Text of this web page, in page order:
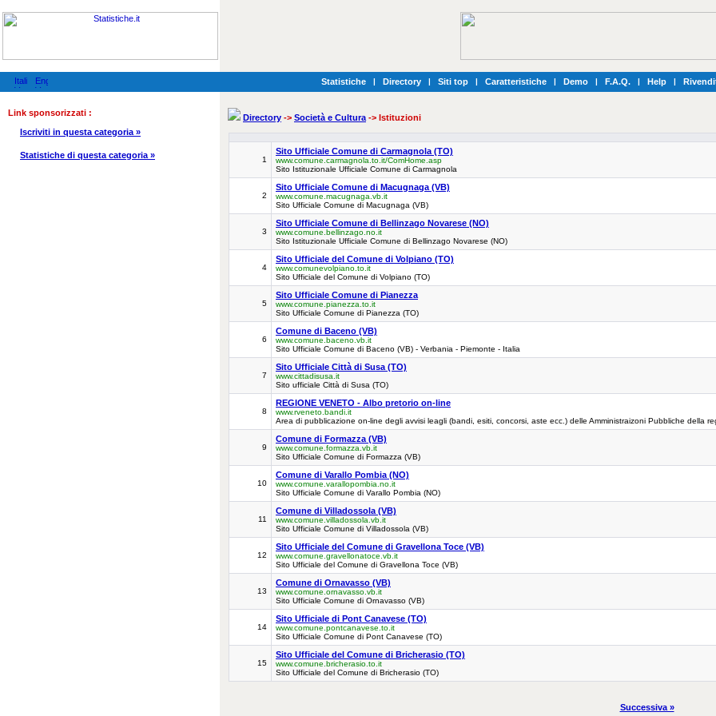
Statistiche | Directory | Siti top | Caratteristiche | Demo | F.A.Q. | Help |
Link sponsorizzati :
Iscriviti in questa categoria »
Statistiche di questa categoria »
Directory -> Società e Cultura -> Istituzioni
1
Sito Ufficiale Comune di Carmagnola (TO)
www.comune.carmagnola.to.it/ComHome.asp
Sito Istituzionale Ufficiale Comune di Carmagnola
2
Sito Ufficiale Comune di Macugnaga (VB)
www.comune.macugnaga.vb.it
Sito Ufficiale Comune di Macugnaga (VB)
3
Sito Ufficiale Comune di Bellinzago Novarese (NO)
www.comune.bellinzago.no.it
Sito Istituzionale Ufficiale Comune di Bellinzago Novarese (NO)
4
Sito Ufficiale del Comune di Volpiano (TO)
www.comunevolpiano.to.it
Sito Ufficiale del Comune di Volpiano (TO)
5
Sito Ufficiale Comune di Pianezza
www.comune.pianezza.to.it
Sito Ufficiale Comune di Pianezza (TO)
6
Comune di Baceno (VB)
www.comune.baceno.vb.it
Sito Ufficiale Comune di Baceno (VB) - Verbania - Piemonte - Italia
7
Sito Ufficiale Città di Susa (TO)
www.cittadisusa.it
Sito ufficiale Città di Susa (TO)
8
REGIONE VENETO - Albo pretorio on-line
www.rveneto.bandi.it
Area di pubblicazione on-line degli avvisi leagli (bandi, esiti, concorsi, aste ecc.) delle Amministraizoni Pubbliche della
9
Comune di Formazza (VB)
www.comune.formazza.vb.it
Sito Ufficiale Comune di Formazza (VB)
10
Comune di Varallo Pombia (NO)
www.comune.varallopombia.no.it
Sito Ufficiale Comune di Varallo Pombia (NO)
11
Comune di Villadossola (VB)
www.comune.villadossola.vb.it
Sito Ufficiale Comune di Villadossola (VB)
12
Sito Ufficiale del Comune di Gravellona Toce (VB)
www.comune.gravellonatoce.vb.it
Sito Ufficiale del Comune di Gravellona Toce (VB)
13
Comune di Ornavasso (VB)
www.comune.ornavasso.vb.it
Sito Ufficiale Comune di Ornavasso (VB)
14
Sito Ufficiale di Pont Canavese (TO)
www.comune.pontcanavese.to.it
Sito Ufficiale Comune di Pont Canavese (TO)
15
Sito Ufficiale del Comune di Bricherasio (TO)
www.comune.bricherasio.to.it
Sito Ufficiale del Comune di Bricherasio (TO)
Successiva »